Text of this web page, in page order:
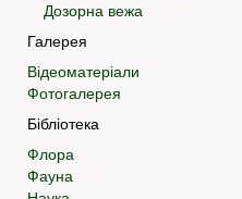
Дозорна вежа
Галерея
Відеоматеріали
Фотогалерея
Бібліотека
Флора
Фауна